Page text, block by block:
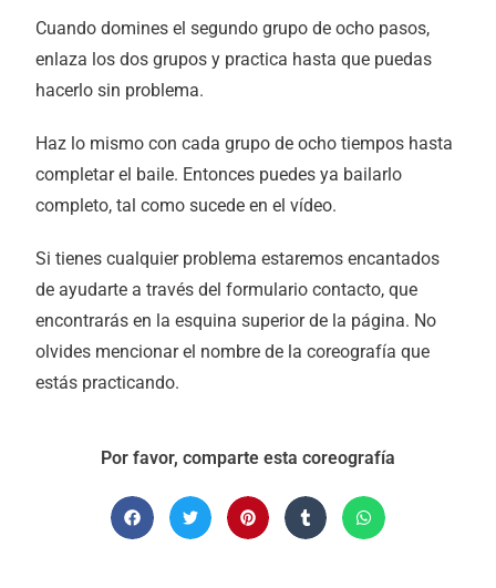
Cuando domines el segundo grupo de ocho pasos,
enlaza los dos grupos y practica hasta que puedas
hacerlo sin problema.
Haz lo mismo con cada grupo de ocho tiempos hasta
completar el baile. Entonces puedes ya bailarlo
completo, tal como sucede en el vídeo.
Si tienes cualquier problema estaremos encantados
de ayudarte a través del formulario contacto, que
encontrarás en la esquina superior de la página. No
olvides mencionar el nombre de la coreografía que
estás practicando.
Por favor, comparte esta coreografía